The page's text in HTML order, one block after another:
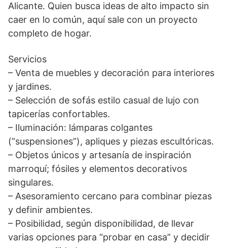
Alicante. Quien busca ideas de alto impacto sin
caer en lo común, aquí sale con un proyecto
completo de hogar.
Servicios
– Venta de muebles y decoración para interiores
y jardines.
– Selección de sofás estilo casual de lujo con
tapicerías confortables.
– Iluminación: lámparas colgantes
(“suspensiones”), apliques y piezas escultóricas.
– Objetos únicos y artesanía de inspiración
marroquí; fósiles y elementos decorativos
singulares.
– Asesoramiento cercano para combinar piezas
y definir ambientes.
– Posibilidad, según disponibilidad, de llevar
varias opciones para “probar en casa” y decidir